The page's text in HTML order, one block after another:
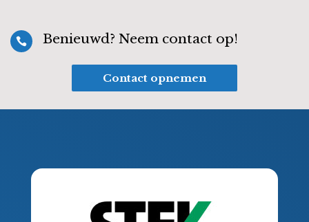
 Benieuwd? Neem contact op!
Contact opnemen